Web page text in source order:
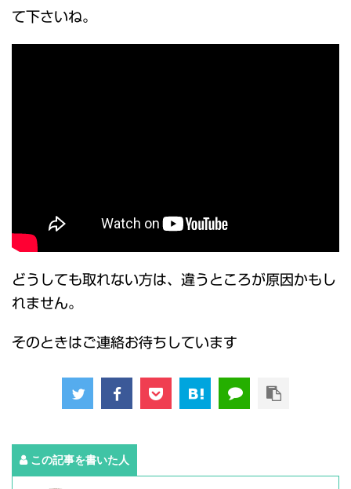
て下さいね。
どうしても取れない方は、違うところが原因かもし
れません。
そのときはご連絡お待ちしています
この記事を書いた人